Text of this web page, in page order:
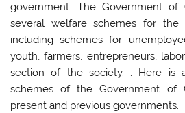
government. The Government of
several welfare schemes for
including schemes for
youth, farmers, entrepreneurs,
section of the society. . Here is
schemes of the Government of
present and previous governments.